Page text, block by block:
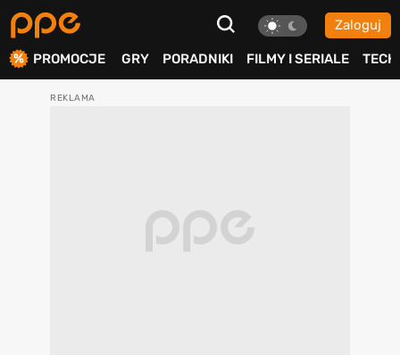
Zaloguj
PROMOCJE GRY PORADNIKI FILMY I SERIALE TECH